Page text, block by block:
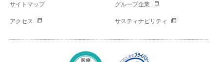
サイトマップ グループ企業
アクセス サスティナビリティ